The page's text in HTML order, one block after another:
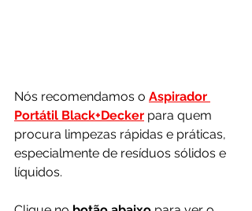
Nós recomendamos o Aspirador
Portátil Black+Decker para quem
procura limpezas rápidas e práticas,
especialmente de resíduos sólidos e
líquidos.